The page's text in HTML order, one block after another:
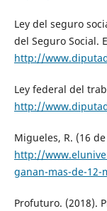
Ley del seguro
del Seguro Social.
http://
Ley federal del
http://
Migueles, R. (16
http://
ganan-mas-de-12-
Profuturo. (2018).